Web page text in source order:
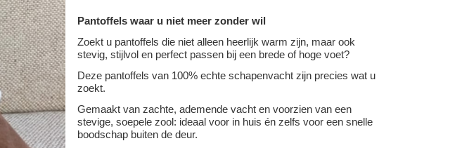
Pantoffels waar u niet meer zonder wil
Zoekt u pantoffels die niet alleen heerlijk warm zijn, maar ook
stevig, stijlvol en perfect passen bij een brede of hoge voet?
Deze pantoffels van 100% echte schapenvacht zijn precies wat u
zoekt.
Gemaakt van zachte, ademende vacht en voorzien van een
stevige, soepele zool: ideaal voor in huis én zelfs voor een snelle
boodschap buiten de deur.